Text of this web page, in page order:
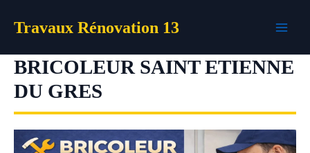
Travaux Rénovation 13
BRICOLEUR SAINT ETIENNE
DU GRES